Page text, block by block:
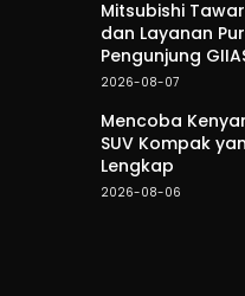
Mitsubishi
dan Layanan
Pengunjung
2026-08-07
Mencoba
SUV Kompak
Lengkap
2026-08-06